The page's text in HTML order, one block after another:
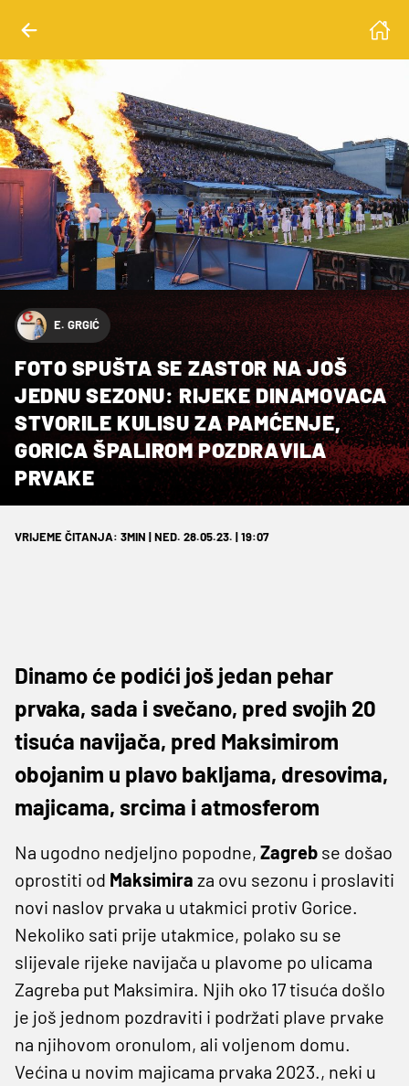
E. GRGIĆ
FOTO SPUŠTA SE ZASTOR NA JOŠ
JEDNU SEZONU: RIJEKE DINAMOVACA
STVORILE KULISU ZA PAMĆENJE,
GORICA ŠPALIROM POZDRAVILA
PRVAKE
VRIJEME ČITANJA: 3MIN | NED. 28.05.23. | 19:07
Dinamo će podići još jedan pehar
prvaka, sada i svečano, pred svojih 20
tisuća navijača, pred Maksimirom
obojanim u plavo bakljama, dresovima,
majicama, srcima i atmosferom
Na ugodno nedjeljno popodne, Zagreb se došao
oprostiti od Maksimira za ovu sezonu i proslaviti
novi naslov prvaka u utakmici protiv Gorice.
Nekoliko sati prije utakmice, polako su se
slijevale rijeke navijača u plavome po ulicama
Zagreba put Maksimira. Njih oko 17 tisuća došlo
je još jednom pozdraviti i podržati plave prvake
na njihovom oronulom, ali voljenom domu.
Većina u novim majicama prvaka 2023., neki u